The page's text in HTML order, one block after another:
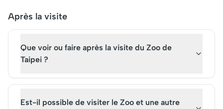
Après la visite
Que voir ou faire après la visite du Zoo de
Taipei ?
Est-il possible de visiter le Zoo et une autre